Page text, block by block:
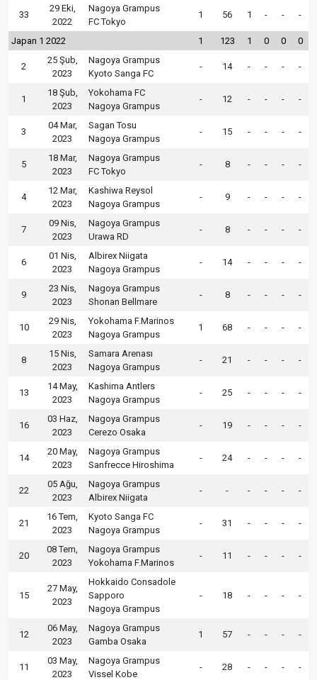
33
29 Eki,
2022
Nagoya Grampus
FC Tokyo
1 56 1 - - -
Japan 1 2022 1 123 1 0 0 0
2
25 Şub,
2023
Nagoya Grampus
Kyoto Sanga FC
- 14 - - - -
1
18 Şub,
2023
Yokohama FC
Nagoya Grampus
- 12 - - - -
3
04 Mar,
2023
Sagan Tosu
Nagoya Grampus
- 15 - - - -
5
18 Mar,
2023
Nagoya Grampus
FC Tokyo
- 8 - - - -
4
12 Mar,
2023
Kashiwa Reysol
Nagoya Grampus
- 9 - - - -
7
09 Nis,
2023
Nagoya Grampus
Urawa RD
- 8 - - - -
6
01 Nis,
2023
Albirex Niigata
Nagoya Grampus
- 14 - - - -
9
23 Nis,
2023
Nagoya Grampus
Shonan Bellmare
- 8 - - - -
10
29 Nis,
2023
Yokohama F.Marinos
Nagoya Grampus
1 68 - - - -
8
15 Nis,
2023
Samara Arenası
Nagoya Grampus
- 21 - - - -
13
14 May,
2023
Kashima Antlers
Nagoya Grampus
- 25 - - - -
16
03 Haz,
2023
Nagoya Grampus
Cerezo Osaka
- 19 - - - -
14
20 May,
2023
Nagoya Grampus
Sanfrecce Hiroshima
- 24 - - - -
22
05 Ağu,
2023
Nagoya Grampus
Albirex Niigata
- - - - - -
21
16 Tem,
2023
Kyoto Sanga FC
Nagoya Grampus
- 31 - - - -
20
08 Tem,
2023
Nagoya Grampus
Yokohama F.Marinos
- 11 - - - -
15
27 May,
2023
Hokkaido Consadole
Sapporo
Nagoya Grampus
- 18 - - - -
12
06 May,
2023
Nagoya Grampus
Gamba Osaka
1 57 - - - -
11
03 May,
2023
Nagoya Grampus
Vissel Kobe
- 28 - - - -